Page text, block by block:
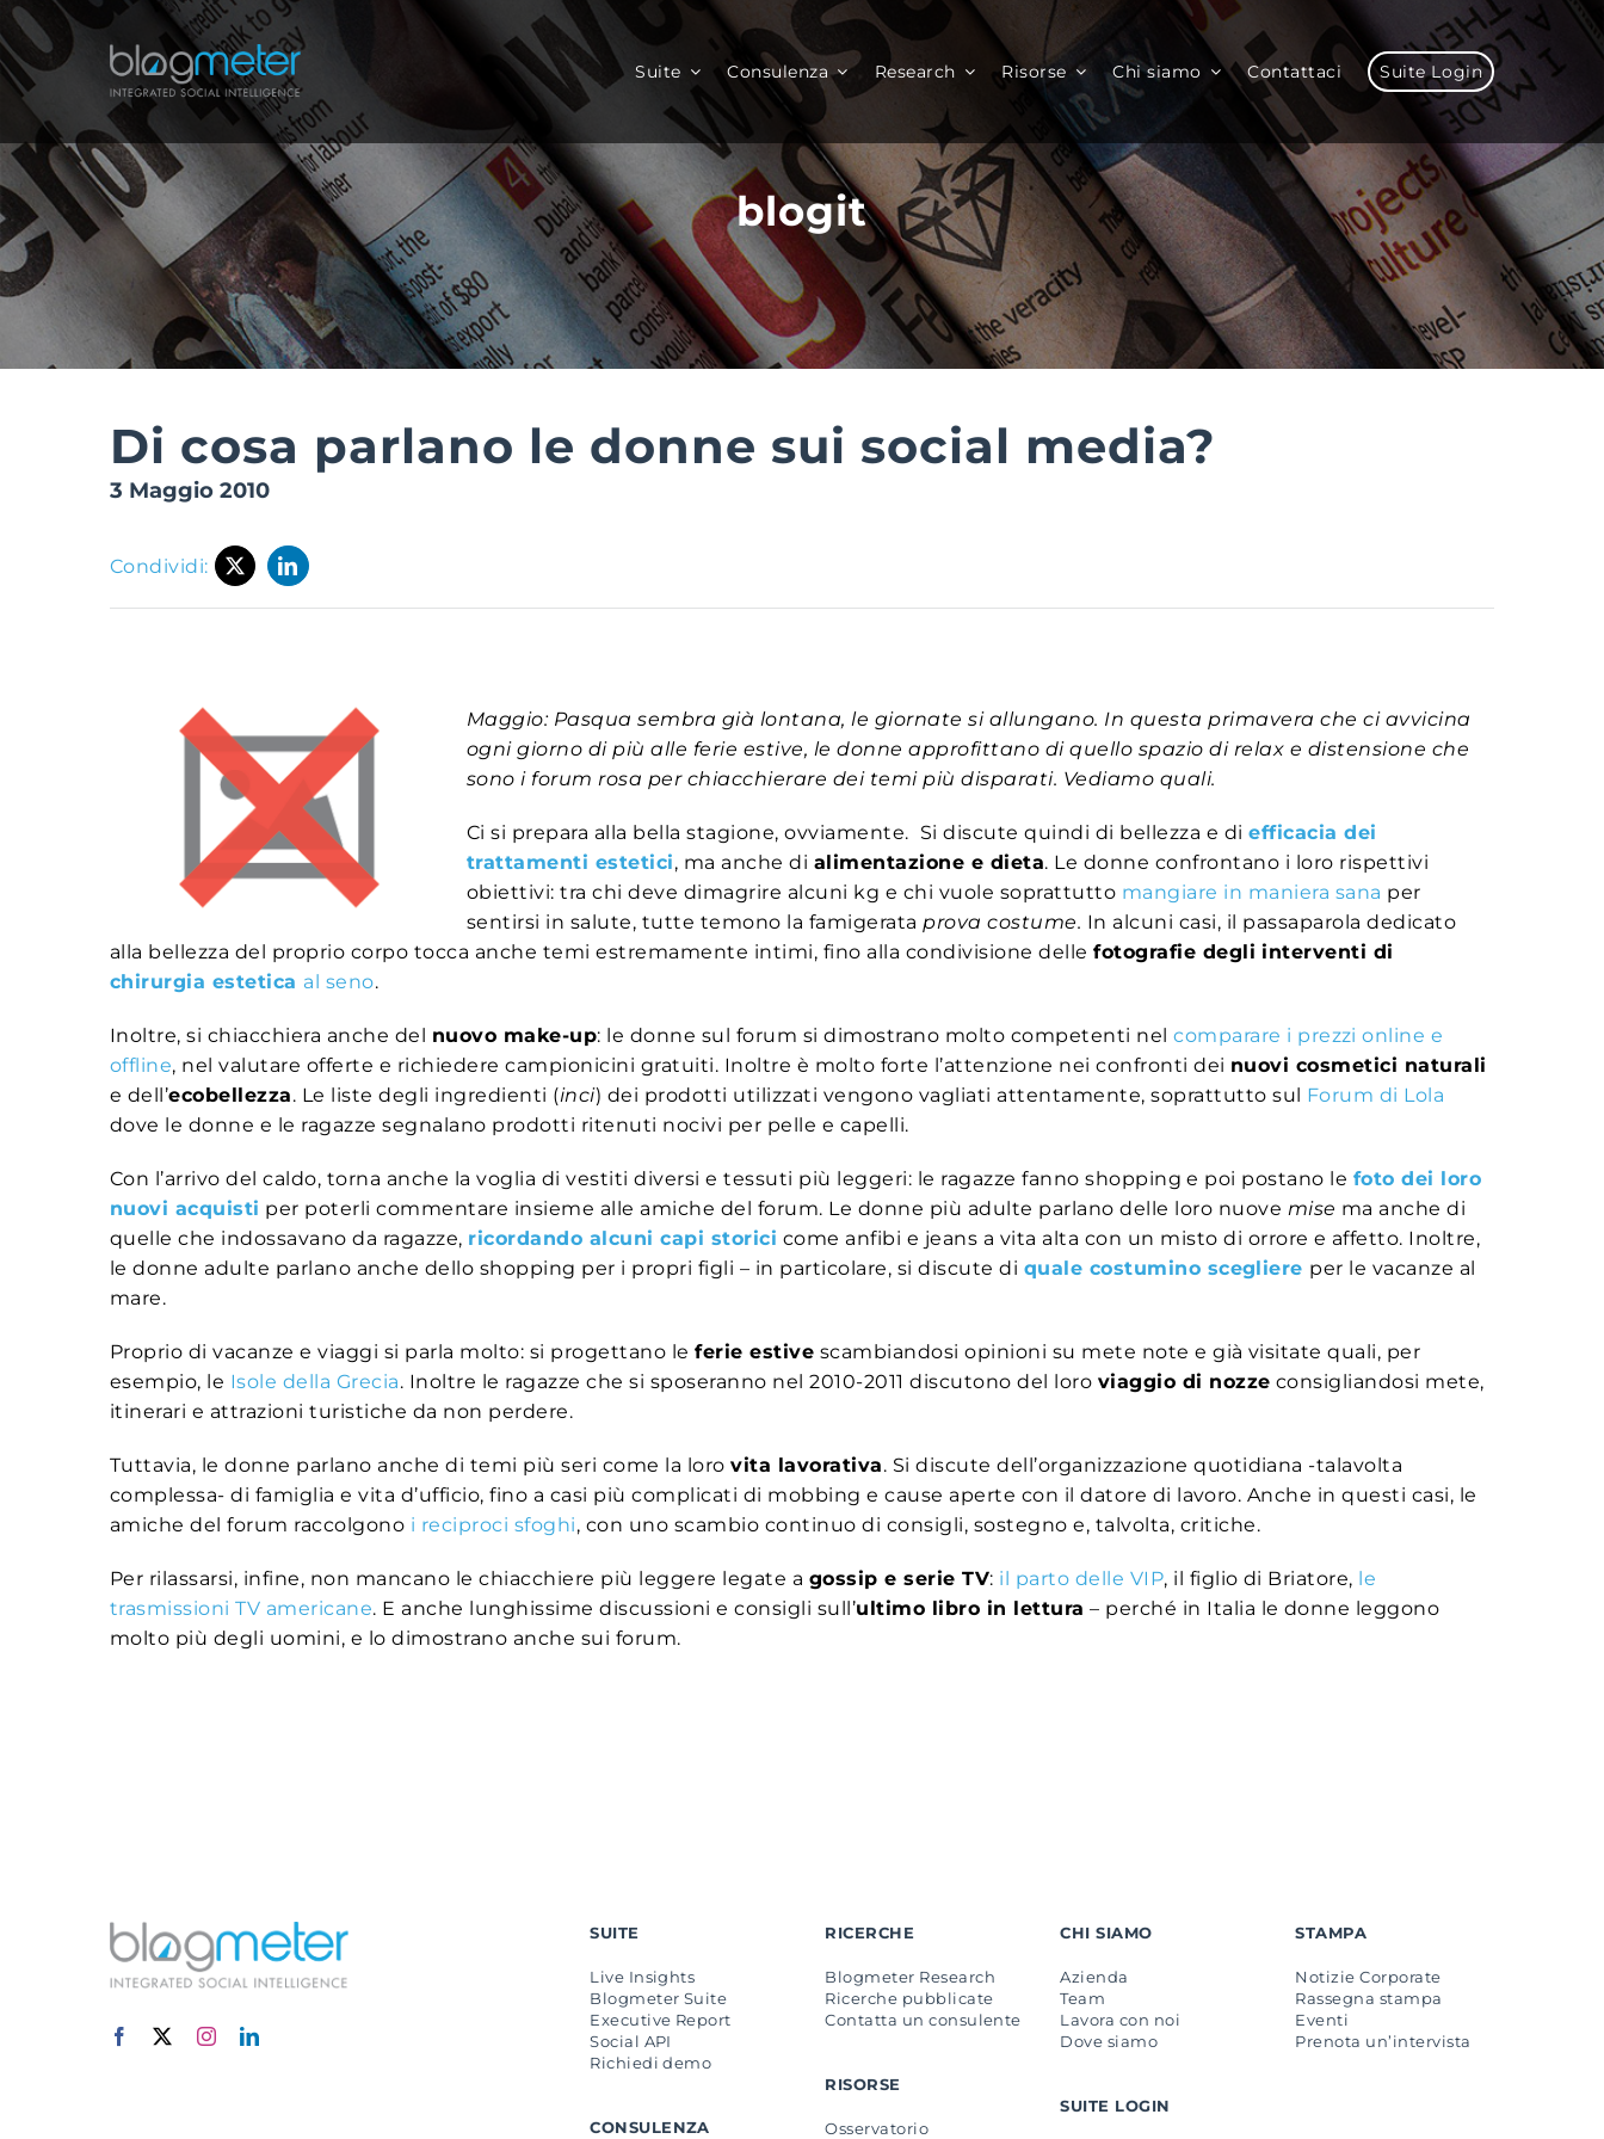
Salta
al
contenuto
Suite Consulenza Research Risorse Chi siamo Contattaci Suite Login
blogit
Di cosa parlano le donne sui social media?
3 Maggio 2010
Condividi:
Maggio: Pasqua sembra già lontana, le giornate si allungano. In questa primavera che ci avvicina
ogni giorno di più alle ferie estive, le donne approfittano di quello spazio di relax e distensione che
sono i forum rosa per chiacchierare dei temi più disparati. Vediamo quali.
Ci si prepara alla bella stagione, ovviamente. Si discute quindi di bellezza e diefficacia dei
trattamenti estetici, ma anche di alimentazione e dieta. Le donne confrontano i loro rispettivi
obiettivi: tra chi deve dimagrire alcuni kg e chi vuole soprattutto mangiare in maniera sana per
sentirsi in salute, tutte temono la famigerataprova costume. In alcuni casi, il passaparola dedicato
alla bellezza del proprio corpo tocca anche temi estremamente intimi, fino alla condivisione dellefotografie degli interventi di
chirurgia estetica al seno.
Inoltre, si chiacchiera anche del nuovo make-up: le donne sul forum si dimostrano molto competenti nelcomparare i prezzi online e
offline, nel valutare offerte e richiedere campionicini gratuiti. Inoltre è molto forte l’attenzione nei confronti dei nuovi cosmetici naturali
e dell’ecobellezza. Le liste degli ingredienti (inci) dei prodotti utilizzati vengono vagliati attentamente, soprattutto sul Forum di Lola
dove le donne e le ragazze segnalano prodotti ritenuti nocivi per pelle e capelli.
Con l’arrivo del caldo, torna anche la voglia di vestiti diversi e tessuti più leggeri: le ragazze fanno shopping e poi postano le foto dei loro
nuovi acquisti per poterli commentare insieme alle amiche del forum. Le donne più adulte parlano delle loro nuove mise ma anche di
quelle che indossavano da ragazze, ricordando alcuni capi storici come anfibi e jeans a vita alta con un misto di orrore e affetto. Inoltre,
le donne adulte parlano anche dello shopping per i propri figli – in particolare, si discute di quale costumino scegliere per le vacanze al
mare.
Proprio di vacanze e viaggi si parla molto: si progettano leferie estive scambiandosi opinioni su mete note e già visitate quali, per
esempio, le Isole della Grecia. Inoltre le ragazze che si sposeranno nel 2010-2011 discutono del loro viaggio di nozze consigliandosi mete,
itinerari e attrazioni turistiche da non perdere.
Tuttavia, le donne parlano anche di temi più seri come la lorovita lavorativa. Si discute dell’organizzazione quotidiana -talavolta
complessa- di famiglia e vita d’ufficio, fino a casi più complicati di mobbing e cause aperte con il datore di lavoro. Anche in questi casi, le
amiche del forum raccolgono i reciproci sfoghi, con uno scambio continuo di consigli, sostegno e, talvolta, critiche.
Per rilassarsi, infine, non mancano le chiacchiere più leggere legate a gossip e serie TV: il parto delle VIP, il figlio di Briatore, le
trasmissioni TV americane. E anche lunghissime discussioni e consigli sull’ultimo libro in lettura – perché in Italia le donne leggono
molto più degli uomini, e lo dimostrano anche sui forum.
SUITE
Live Insights
Blogmeter Suite
Executive Report
Social API
Richiedi demo
CONSULENZA
RICERCHE
Blogmeter Research
Ricerche pubblicate
Contatta un consulente
RISORSE
Osservatorio
CHI SIAMO
Azienda
Team
Lavora con noi
Dove siamo
SUITE LOGIN
STAMPA
Notizie Corporate
Rassegna stampa
Eventi
Prenota un’intervista